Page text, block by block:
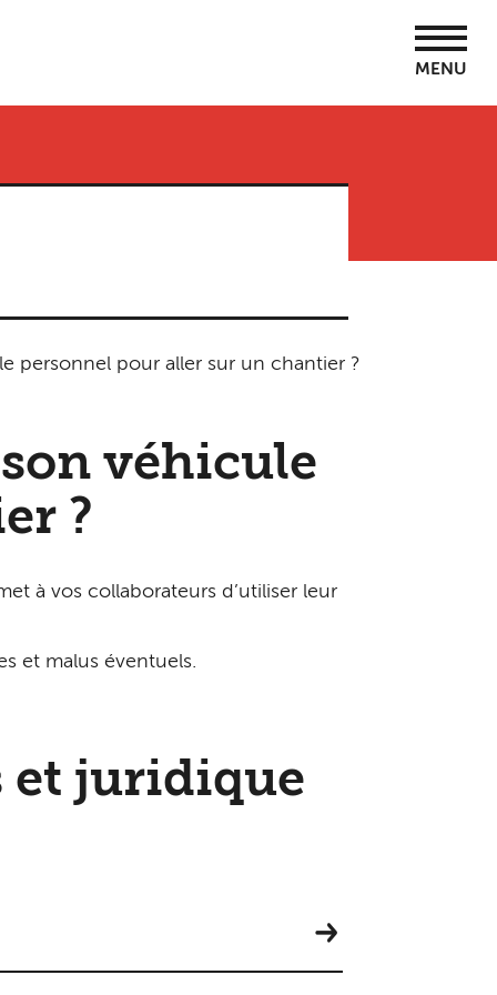
MENU
personnel pour aller sur un chantier ?
véhicule
?
à vos collaborateurs d’utiliser leur
et malus éventuels.
et juridique